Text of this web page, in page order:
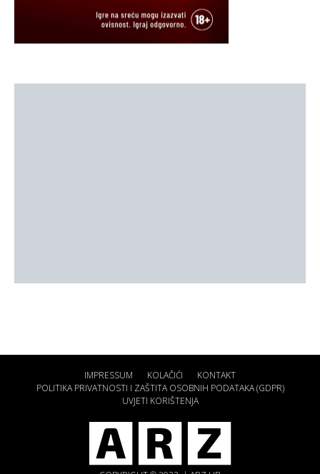
IMPRESSUM KOLAČIĆI
KONTAKT
POLITIKA PRIVATNOSTI I ZAŠTITA OSOBNIH PODATAKA (GDPR)
UVJETI KORIŠTENJA